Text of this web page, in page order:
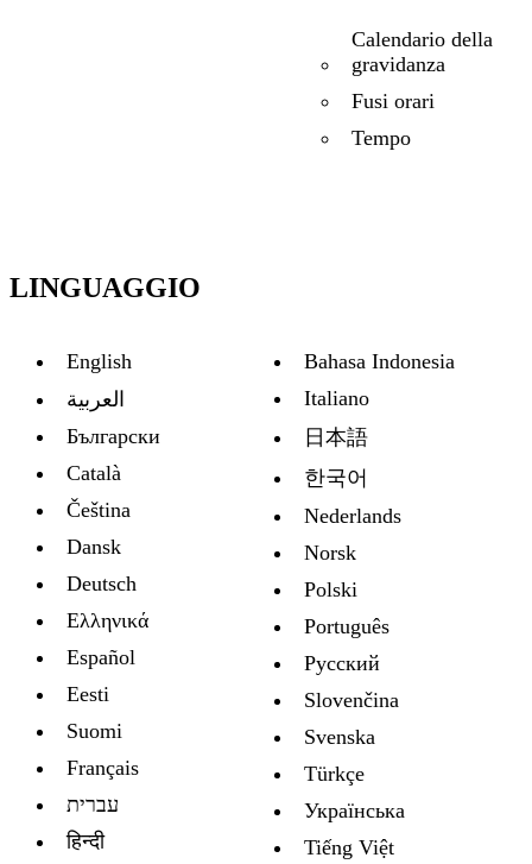
Calendario della
gravidanza
Fusi orari
Tempo
LINGUAGGIO
English
العربية
Български
Català
Čeština
Dansk
Deutsch
Ελληνικά
Español
Eesti
Suomi
Français
עברית
हिन्दी
Bahasa Indonesia
Italiano
日本語
한국어
Nederlands
Norsk
Polski
Português
Русский
Slovenčina
Svenska
Türkçe
Украïнська
Tiếng Việt